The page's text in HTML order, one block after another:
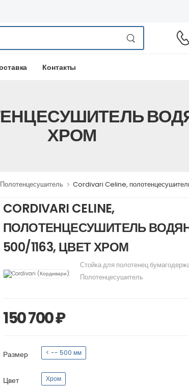
Контакты
ХРОМ
Полотенцесушитель Cordivari Celine,
CORDIVARI CELINE,
ПОЛОТЕНЦЕСУШИТЕЛЬ
500/1163, ЦВЕТ ХРОМ
Стойка для полотенец
Полотенцесушитель
150 700 ₽
Размер < -- 500 мм
Цвет Хром